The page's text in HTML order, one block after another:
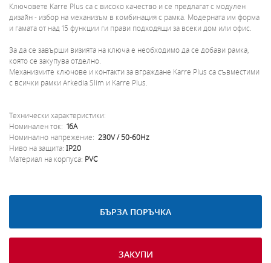
Ключовете Karre Plus са с високо качество и се предлагат с модулен
дизайн - избор на механизъм в комбинация с рамка. Модерната им форма
и гамата от над 15 функции ги прави подходящи за всеки дом или офис.
За да се завърши визията на ключа е необходимо да се добави рамка,
която се закупува отделно.
Механизмите ключове и контакти за вграждане Karre Plus са съвместими
с всички рамки Arkedia Slim и Karre Plus.
Технически характеристики:
Номинален ток: 16A
Номинално напрежение: 230V / 50-60Hz
Ниво на защита: IP20
Материал на корпуса: PVC
БЪРЗА ПОРЪЧКА
ЗАКУПИ